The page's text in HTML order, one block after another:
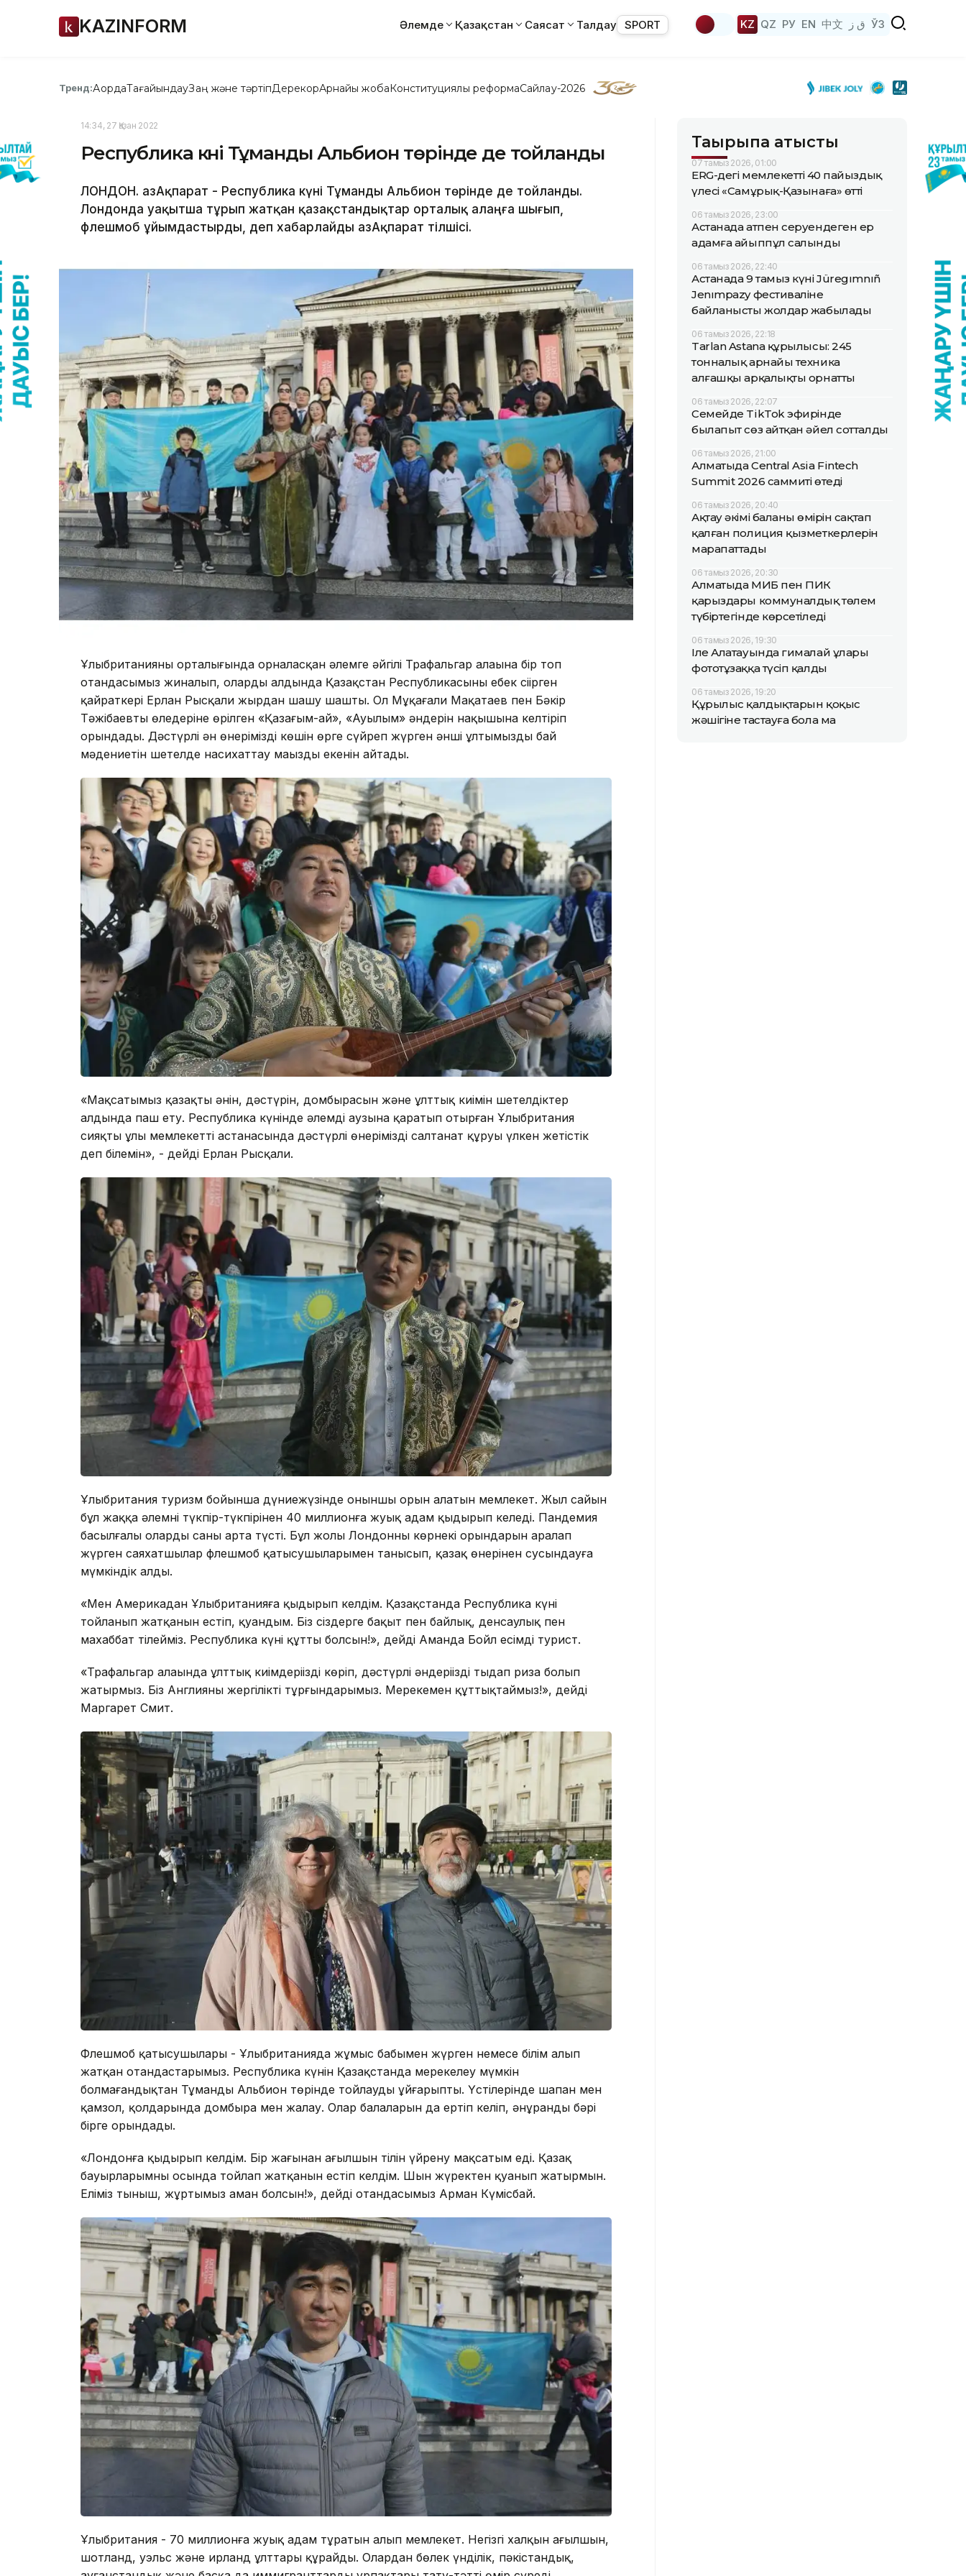
KAZINFORM Әлемде Қазақстан Саясат Талдау SPORT KZ QZ РУ EN 中文 ق ز ЎЗ
Тренд:АқордаТағайындауЗаң және тәртіпДерекқорАрнайы жобаКонституциялық реформаСайлау-2026
14:34, 27 Қазан 2022
Республика күні Тұманды Альбион төрінде де тойланды
ЛОНДОН. ҚазАқпарат - Республика күні Тұманды Альбион төрінде де тойланды.
Лондонда уақытша тұрып жатқан қазақстандықтар орталық алаңға шығып,
флешмоб ұйымдастырды, деп хабарлайды ҚазАқпарат тілшісі.
Ұлыбританияның орталығында орналасқан әлемге әйгілі Трафальгар алаңына бір топ
отандасымыз жиналып, олардың алдында Қазақстан Республикасының еңбек сіңірген
қайраткері Ерлан Рысқали жырдан шашу шашты. Ол Мұқағали Мақатаев пен Бәкір
Тәжібаевтың өлеңдеріне өрілген «Қазағым-ай», «Ауылым» әндерін нақышына келтіріп
орындады. Дәстүрлі ән өнеріміздің көшін өрге сүйреп жүрген әнші ұлтымыздың бай
мәдениетін шетелде насихаттау маңызды екенін айтады.
«Мақсатымыз қазақтың әнін, дәстүрін, домбырасын және ұлттық киімін шетелдіктер
алдында паш ету. Республика күнінде әлемді аузына қаратып отырған Ұлыбритания
сияқты ұлы мемлекеттің астанасында дәстүрлі өнеріміздің салтанат құруы үлкен жетістік
деп білемін», - дейді Ерлан Рысқали.
Ұлыбритания туризм бойынша дүниежүзінде оныншы орын алатын мемлекет. Жыл сайын
бұл жаққа әлемнің түкпір-түкпірінен 40 миллионға жуық адам қыдырып келеді. Пандемия
басылғалы олардың саны арта түсті. Бұл жолы Лондонның көрнекі орындарын аралап
жүрген саяхатшылар флешмоб қатысушыларымен танысып, қазақ өнерінен сусындауға
мүмкіндік алды.
«Мен Америкадан Ұлыбританияға қыдырып келдім. Қазақстанда Республика күні
тойланып жатқанын естіп, қуандым. Біз сіздерге бақыт пен байлық, денсаулық пен
махаббат тілейміз. Республика күні құтты болсын!», дейді Аманда Бойл есімді турист.
«Трафальгар алаңында ұлттық киімдеріңізді көріп, дәстүрлі әндеріңізді тыңдап риза болып
жатырмыз. Біз Англияның жергілікті тұрғындарымыз. Мерекемен құттықтаймыз!», дейді
Маргарет Смит.
Флешмоб қатысушылары - Ұлыбританияда жұмыс бабымен жүрген немесе білім алып
жатқан отандастарымыз. Республика күнін Қазақстанда мерекелеу мүмкін
болмағандықтан Тұманды Альбион төрінде тойлауды ұйғарыпты. Үстілерінде шапан мен
қамзол, қолдарында домбыра мен жалау. Олар балаларын да ертіп келіп, әнұранды бәрі
бірге орындады.
«Лондонға қыдырып келдім. Бір жағынан ағылшын тілін үйрену мақсатым еді. Қазақ
бауырларымның осында тойлап жатқанын естіп келдім. Шын жүректен қуанып жатырмын.
Еліміз тыныш, жұртымыз аман болсын!», дейді отандасымыз Арман Күмісбай.
Ұлыбритания - 70 миллионға жуық адам тұратын алып мемлекет. Негізгі халқын ағылшын,
шотланд, уэльс және ирланд ұлттары құрайды. Олардан бөлек үнділік, пәкістандық,
Тақырыпқа қатысты
07 тамыз 2026, 01:00
ERG-дегі мемлекеттің 40 пайыздық
үлесі «Самұрық-Қазынаға» өтті
06 тамыз 2026, 23:00
Астанада атпен серуендеген ер
адамға айыппұл салынды
06 тамыз 2026, 22:40
Астанада 9 тамыз күні Jüregımnıñ
Jenımpazy фестиваліне
байланысты жолдар жабылады
06 тамыз 2026, 22:18
Tarlan Astana құрылысы: 245
тонналық арнайы техника
алғашқы арқалықты орнатты
06 тамыз 2026, 22:07
Семейде TikTok эфирінде
былапыт сөз айтқан әйел сотталды
06 тамыз 2026, 21:00
Алматыда Central Asia Fintech
Summit 2026 саммиті өтеді
06 тамыз 2026, 20:40
Ақтау әкімі баланың өмірін сақтап
қалған полиция қызметкерлерін
марапаттады
06 тамыз 2026, 20:30
Алматыда МИБ пен ПИК
қарыздары коммуналдық төлем
түбіртегінде көрсетіледі
06 тамыз 2026, 19:30
Іле Алатауында гималай ұлары
фототұзаққа түсіп қалды
06 тамыз 2026, 19:20
Құрылыс қалдықтарын қоқыс
жәшігіне тастауға бола ма